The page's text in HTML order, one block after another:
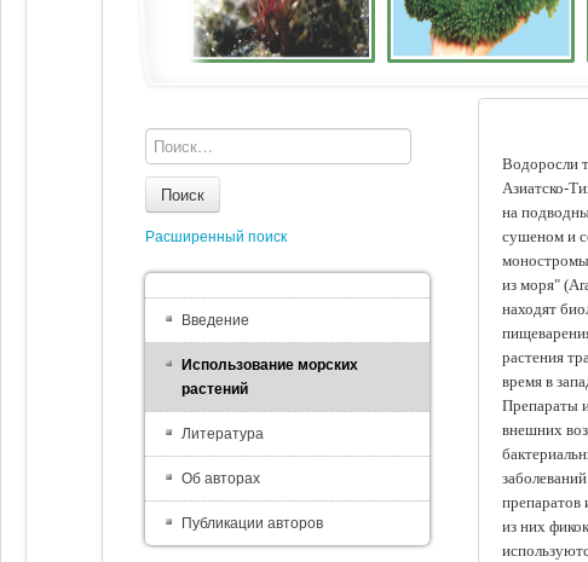
Водоросли
Азиатско-
на
сушеном и
из моря"
находят
растения
время в
Препараты
внешних
препаратов
из них
Поиск
Расширенный поиск
Введение
Использование морских
растений
Литература
Об авторах
Публикации авторов